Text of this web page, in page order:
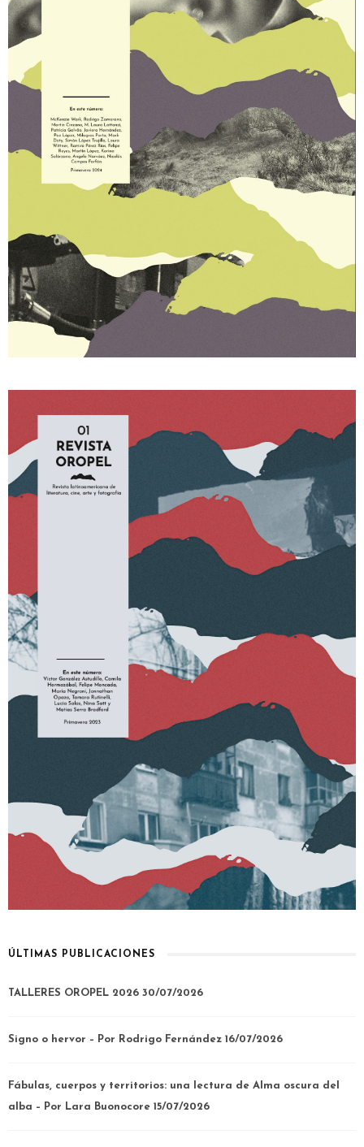
ÚLTIMAS PUBLICACIONES
TALLERES OROPEL 2026 30/07/2026
Signo o hervor – Por Rodrigo Fernández 16/07/2026
Fábulas, cuerpos y territorios: una lectura de Alma oscura del
alba – Por Lara Buonocore 15/07/2026